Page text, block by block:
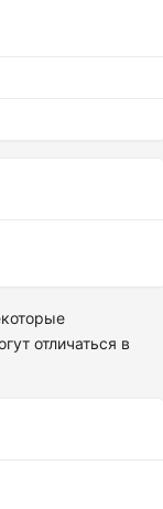
отличаться в